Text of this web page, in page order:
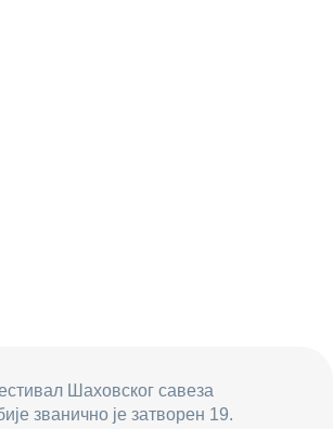
Шаховског савеза
званично је затворен 19.